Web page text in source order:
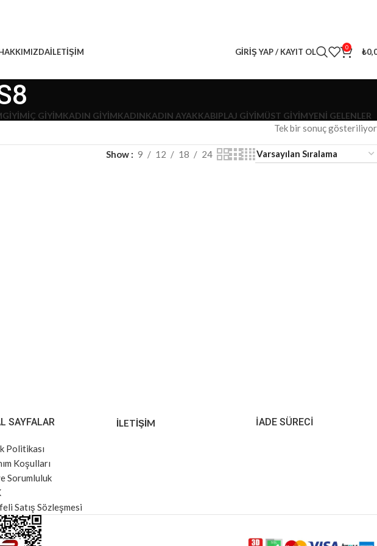
İLETIŞIM GIRIŞ YAP / KAYIT OL 0 ₺
GIYIMİÇ GIYIMKADIN GİYİMKADINKADIN AYAKKABIPLAJ GIYIMÜST GIYIMYENI GELENLER
Tek bir sonuç gösteriliyor
Show 9 12 18 24
SAYFALAR
Politikası
Koşulları
Sorumluluk
Satış Sözleşmesi
İLETİŞİM İADE SÜRECİ